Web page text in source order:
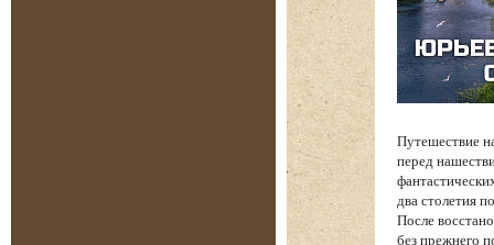
Путешествие
перед
два столетия
После
без прежнего